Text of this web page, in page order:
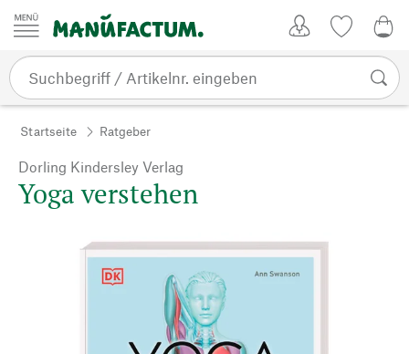
Zum Inhalt springen
Startseite Ratgeber
Dorling Kindersley Verlag
Yoga verstehen